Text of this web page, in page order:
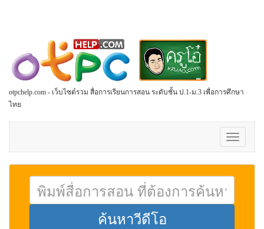
otpchelp.com - เว็บไซต์รวม สื่อการเรียนการสอน ระดับชั้น ป.1-ม.3 เพื่อการศึกษา
ไทย
Toggle